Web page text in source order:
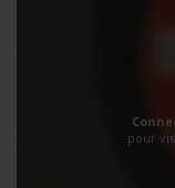
pour